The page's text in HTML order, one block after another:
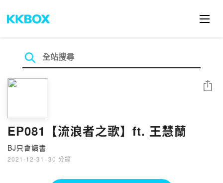
EP081【流浪者之歌】ft. 王慧蘭
BJ只會讀書
2021-12-31 · 30 分鐘
分享